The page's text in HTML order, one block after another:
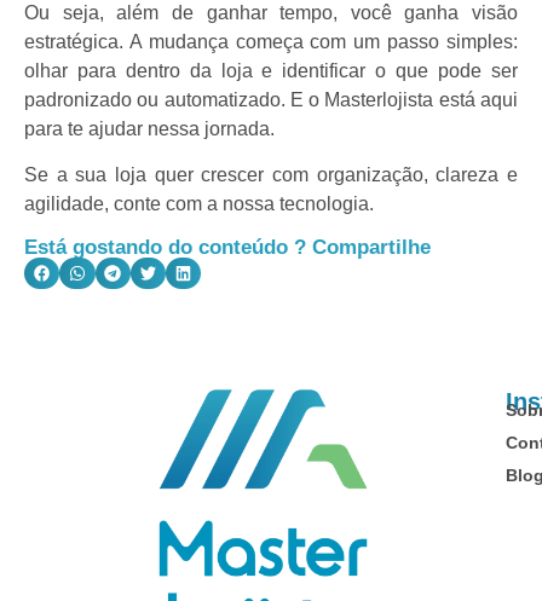
Ou seja, além de ganhar tempo, você ganha visão
estratégica. A mudança começa com um passo simples:
olhar para dentro da loja e identificar o que pode ser
padronizado ou automatizado. E o Masterlojista está aqui
para te ajudar nessa jornada.
Se a sua loja quer crescer com organização, clareza e
agilidade, conte com a nossa tecnologia.
Está gostando do conteúdo ? Compartilhe